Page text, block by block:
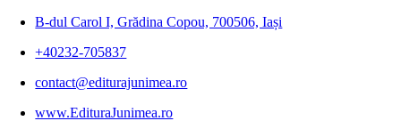
B-dul Carol I, Grădina Copou, 700506, Iași
+40232-705837
contact@editurajunimea.ro
www.EdituraJunimea.ro